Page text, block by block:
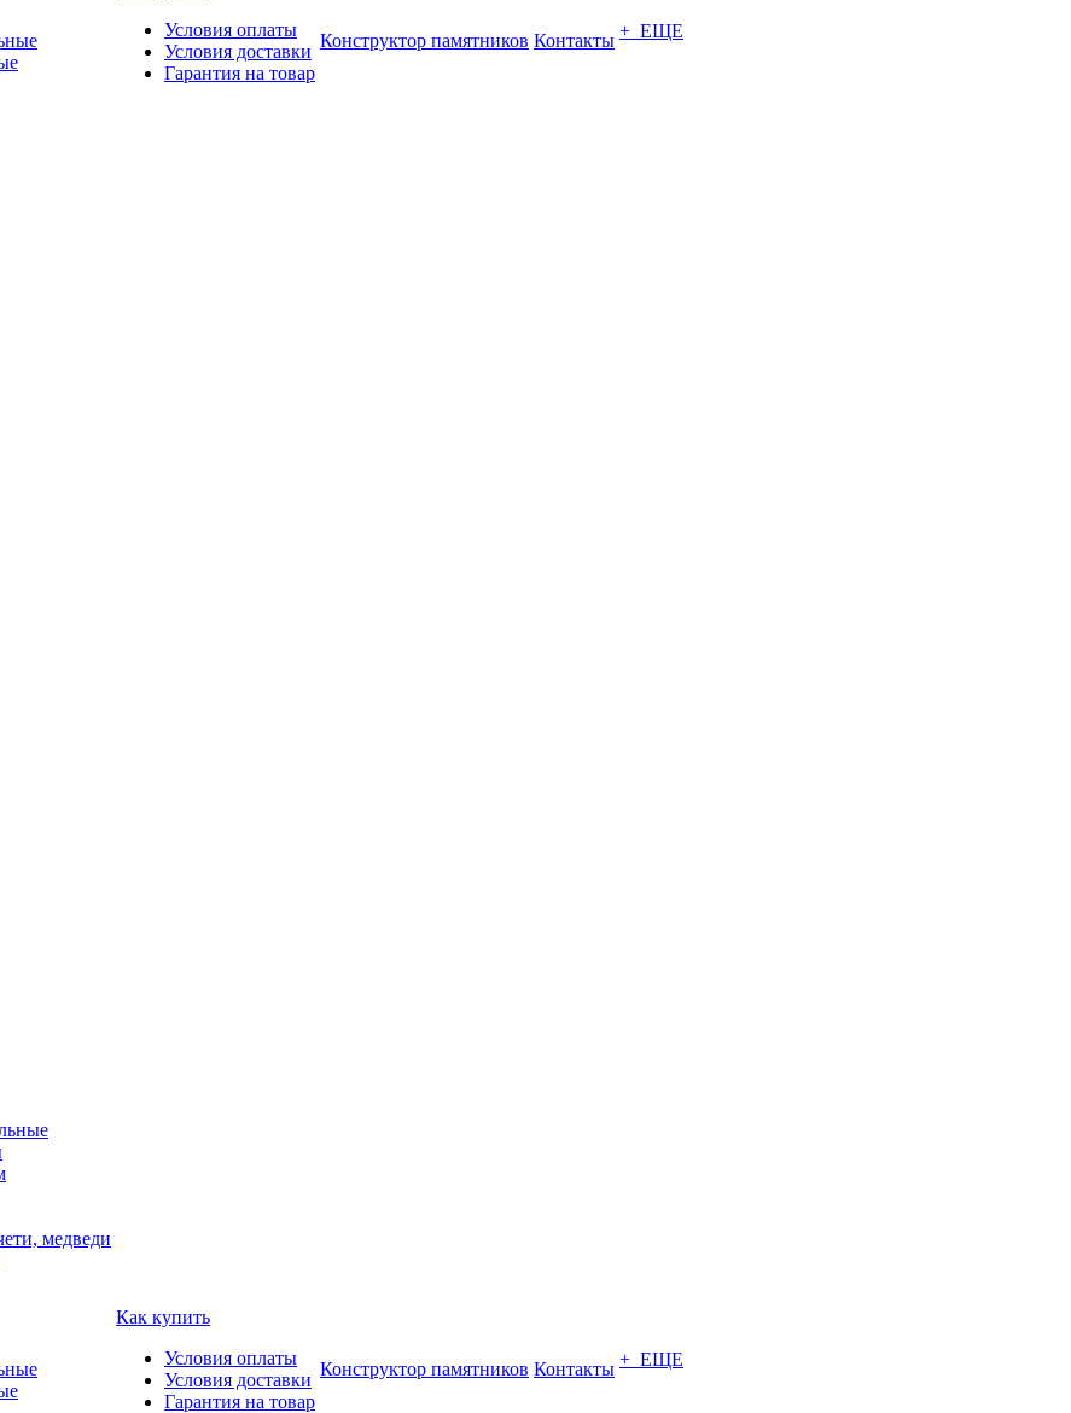
Условия оплаты
Условия доставки
Гарантия на товар
Конструктор памятников Контакты + ЕЩЕ
медведи
Как купить
Условия оплаты
Условия доставки
Гарантия на товар
Конструктор памятников Контакты + ЕЩЕ